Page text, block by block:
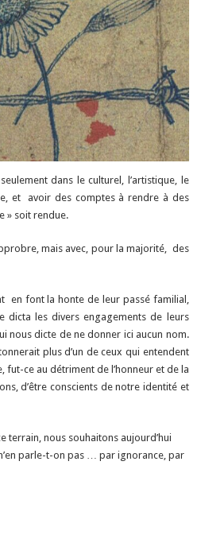
dans le culturel, l’artistique, le
et avoir des comptes à rendre à des
» soit rendue.
mais avec, pour la majorité, des
en font la honte de leur passé familial,
dicta les divers engagements de leurs
nous dicte de ne donner ici aucun nom.
plus d’un de ceux qui entendent
fut-ce au détriment de l’honneur et de la
d’être conscients de notre identité et
terrain, nous souhaitons aujourd’hui
parle-t-on pas … par ignorance, par